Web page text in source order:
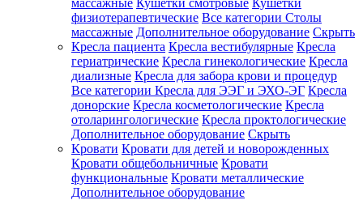
массажные Кушетки смотровые Кушетки
физиотерапевтические Все категории Столы
массажные Дополнительное оборудование Скрыть
Кресла пациента Кресла вестибулярные Кресла
гериатрические Кресла гинекологические Кресла
диализные Кресла для забора крови и процедур
Все категории Кресла для ЭЭГ и ЭХО-ЭГ Кресла
донорские Кресла косметологические Кресла
отоларингологические Кресла проктологические
Дополнительное оборудование Скрыть
Кровати Кровати для детей и новорожденных
Кровати общебольничные Кровати
функциональные Кровати металлические
Дополнительное оборудование